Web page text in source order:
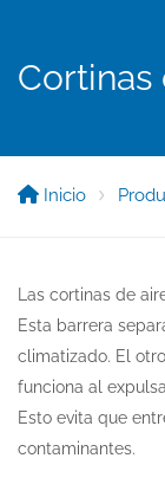
Cortinas
Inicio
Las cortinas de
Esta barrera
climatizado. El
funciona al
Esto evita que
contaminantes.